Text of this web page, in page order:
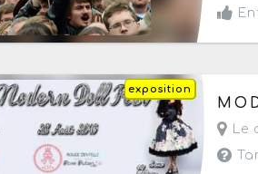
exposition
Le
Le